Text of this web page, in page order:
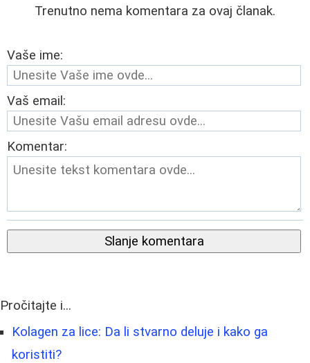
Trenutno nema komentara za ovaj članak.
Vaše ime:
Vaš email:
Komentar:
Slanje komentara
Pročitajte i...
Kolagen za lice: Da li stvarno deluje i kako ga
koristiti?